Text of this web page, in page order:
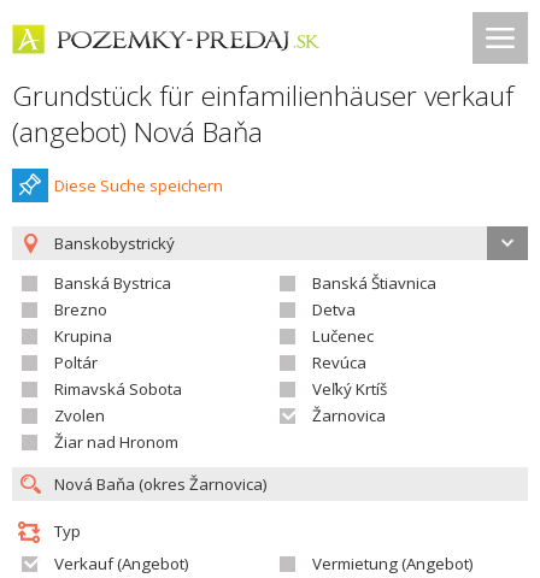
Grundstück für einfamilienhäuser verkauf
(angebot) Nová Baňa
Diese Suche speichern
Banskobystrický
Banská Bystrica
Banská Štiavnica
Brezno
Detva
Krupina
Lučenec
Poltár
Revúca
Rimavská Sobota
Veľký Krtíš
Zvolen
Žarnovica
Žiar nad Hronom
Typ
Verkauf (Angebot)
Vermietung (Angebot)